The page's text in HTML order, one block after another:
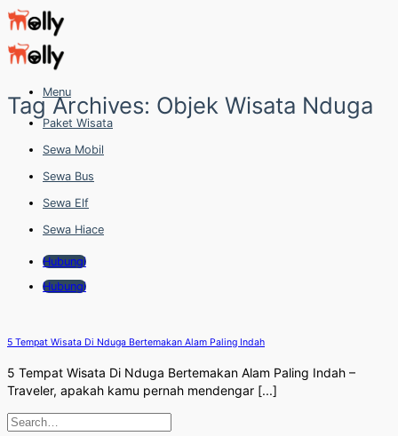
Skip
to
content
Menu
Paket Wisata
Sewa Mobil
Sewa Bus
Sewa Elf
Sewa Hiace
Hubungi
Hubungi
Tag Archives: Objek Wisata Nduga
5 Tempat Wisata Di Nduga Bertemakan Alam Paling Indah
5 Tempat Wisata Di Nduga Bertemakan Alam Paling Indah –
Traveler, apakah kamu pernah mendengar [...]